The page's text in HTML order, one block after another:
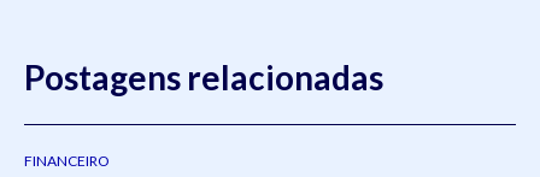
Postagens relacionadas
FINANCEIRO